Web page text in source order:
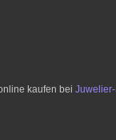
kaufen bei